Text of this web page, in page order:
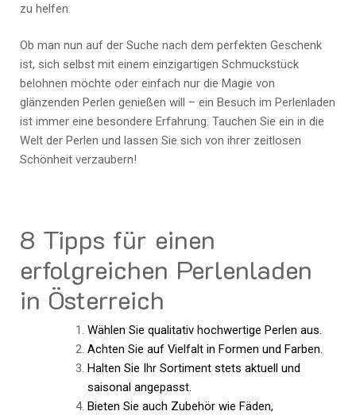
zu helfen.
Ob man nun auf der Suche nach dem perfekten Geschenk
ist, sich selbst mit einem einzigartigen Schmuckstück
belohnen möchte oder einfach nur die Magie von
glänzenden Perlen genießen will – ein Besuch im Perlenladen
ist immer eine besondere Erfahrung. Tauchen Sie ein in die
Welt der Perlen und lassen Sie sich von ihrer zeitlosen
Schönheit verzaubern!
8 Tipps für einen
erfolgreichen Perlenladen
in Österreich
Wählen Sie qualitativ hochwertige Perlen aus.
Achten Sie auf Vielfalt in Formen und Farben.
Halten Sie Ihr Sortiment stets aktuell und
saisonal angepasst.
Bieten Sie auch Zubehör wie Fäden,